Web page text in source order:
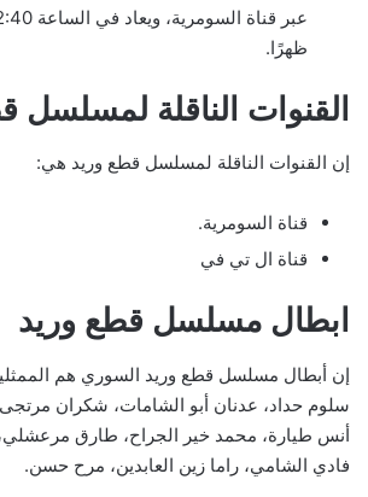
ظهرًا.
القنوات الناقلة لمسلسل
إن القنوات الناقلة لمسلسل قطع وريد هي:
قناة السومرية.
قناة ال تي في
ابطال مسلسل قطع وريد
إن أبطال مسلسل قطع وريد السوري هم
سلوم حداد، عدنان أبو الشامات، شكران
أنس طيارة، محمد خير الجراح، طارق
فادي الشامي، راما زين العابدين، مرح حسن.